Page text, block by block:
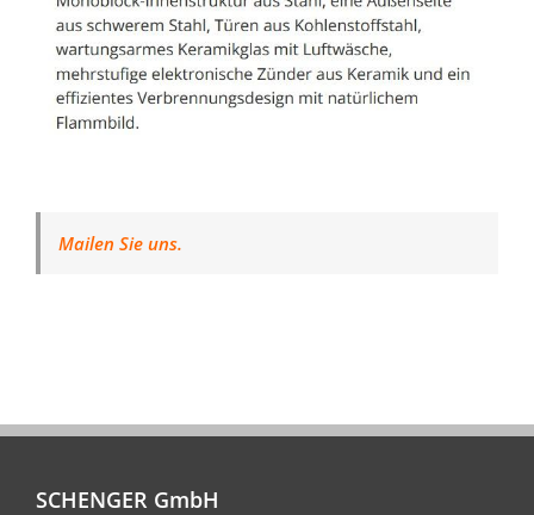
Mailen Sie uns.
SCHENGER GmbH